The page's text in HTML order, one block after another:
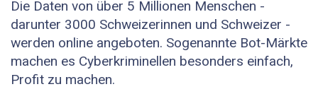
Die Daten von über 5 Millionen Menschen -
darunter 3000 Schweizerinnen und Schweizer -
werden online angeboten. Sogenannte Bot-Märkte
machen es Cyberkriminellen besonders einfach,
Profit zu machen.